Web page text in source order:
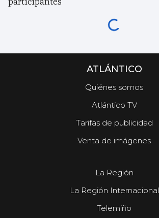
ATLÁNTICO
Quiénes somos
Atlántico TV
Tarifas de publicidad
Venta de imágenes
La Región
La Región Internacional
Telemiño